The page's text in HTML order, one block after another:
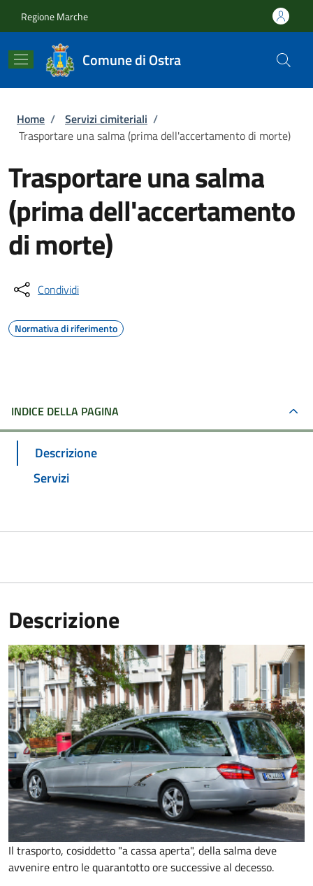
Regione Marche
Comune di Ostra
Briciole di pane
Home / Servizi cimiteriali /
Trasportare una salma (prima dell'accertamento di morte)
Trasportare una salma
(prima dell'accertamento
di morte)
Condividi
Normativa di riferimento
INDICE DELLA PAGINA
Descrizione
Servizi
Descrizione
Il trasporto, cosiddetto "a cassa aperta", della salma deve
avvenire entro le quarantotto ore successive al decesso.